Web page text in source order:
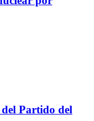
Partido del